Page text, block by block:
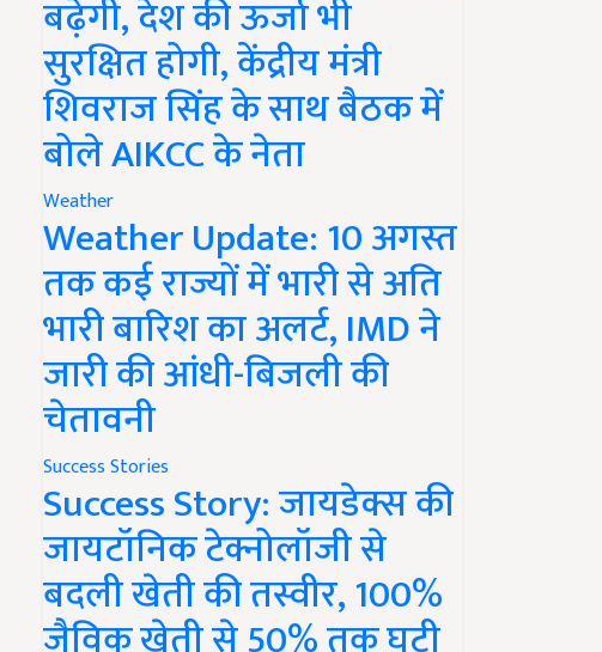
बढ़ेगी, देश की ऊर्जा भी
सुरक्षित होगी, केंद्रीय मंत्री
शिवराज सिंह के साथ बैठक में
बोले AIKCC के नेता
Weather
Weather Update: 10 अगस्त
तक कई राज्यों में भारी से अति
भारी बारिश का अलर्ट, IMD ने
जारी की आंधी-बिजली की
चेतावनी
Success Stories
Success Story: जायडेक्स की
जायटॉनिक टेक्नोलॉजी से
बदली खेती की तस्वीर, 100%